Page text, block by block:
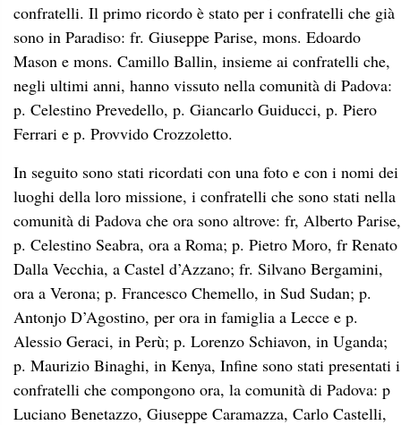
confratelli. Il primo ricordo è stato per i confratelli che già
sono in Paradiso: fr. Giuseppe Parise, mons. Edoardo
Mason e mons. Camillo Ballin, insieme ai confratelli che,
negli ultimi anni, hanno vissuto nella comunità di Padova:
p. Celestino Prevedello, p. Giancarlo Guiducci, p. Piero
Ferrari e p. Provvido Crozzoletto.
In seguito sono stati ricordati con una foto e con i nomi dei
luoghi della loro missione, i confratelli che sono stati nella
comunità di Padova che ora sono altrove: fr, Alberto Parise,
p. Celestino Seabra, ora a Roma; p. Pietro Moro, fr Renato
Dalla Vecchia, a Castel d’Azzano; fr. Silvano Bergamini,
ora a Verona; p. Francesco Chemello, in Sud Sudan; p.
Antonjo D’Agostino, per ora in famiglia a Lecce e p.
Alessio Geraci, in Perù; p. Lorenzo Schiavon, in Uganda;
p. Maurizio Binaghi, in Kenya, Infine sono stati presentati i
confratelli che compongono ora, la comunità di Padova: p
Luciano Benetazzo, Giuseppe Caramazza, Carlo Castelli,